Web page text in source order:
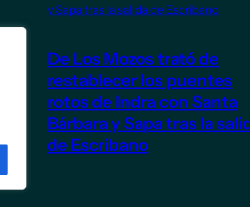
De Los Mozos trató de
restablecer los puentes
rotos de Indra con Santa
Bárbara y Sapa tras la
de Escribano